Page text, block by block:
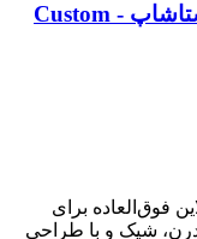
ماژول سفارشی سازی محصول پرستاشاپ - Custom
فوق‌العاده برای
شیک و با طراحی